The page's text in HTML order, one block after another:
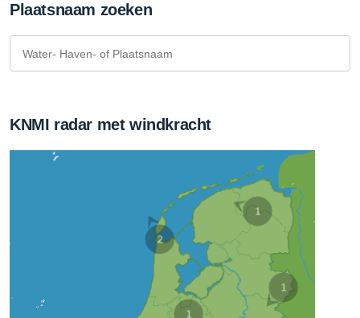
Plaatsnaam zoeken
KNMI radar met windkracht